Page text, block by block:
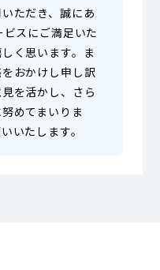
ただき、誠にあ
ビスにご満足いた
く思います。ま
おかけし申し訳
を活かし、さら
めてまいりま
いたします。